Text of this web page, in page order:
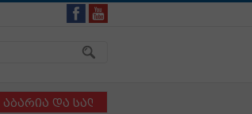
სადაც ბავშვსა და ძაღლს